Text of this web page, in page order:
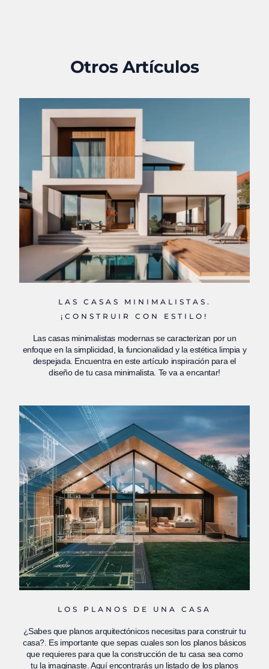
Otros Artículos
LAS CASAS MINIMALISTAS.
¡CONSTRUIR CON ESTILO!
Las casas minimalistas modernas se caracterizan por un
enfoque en la simplicidad, la funcionalidad y la estética limpia y
despejada. Encuentra en este artículo inspiración para el
diseño de tu casa minimalista. Te va a encantar!
LOS PLANOS DE UNA CASA
¿Sabes que planos arquitectónicos necesitas para construir tu
casa?. Es importante que sepas cuales son los planos básicos
que requieres para que la construcción de tu casa sea como
tu la imaginaste. Aquí encontrarás un listado de los planos